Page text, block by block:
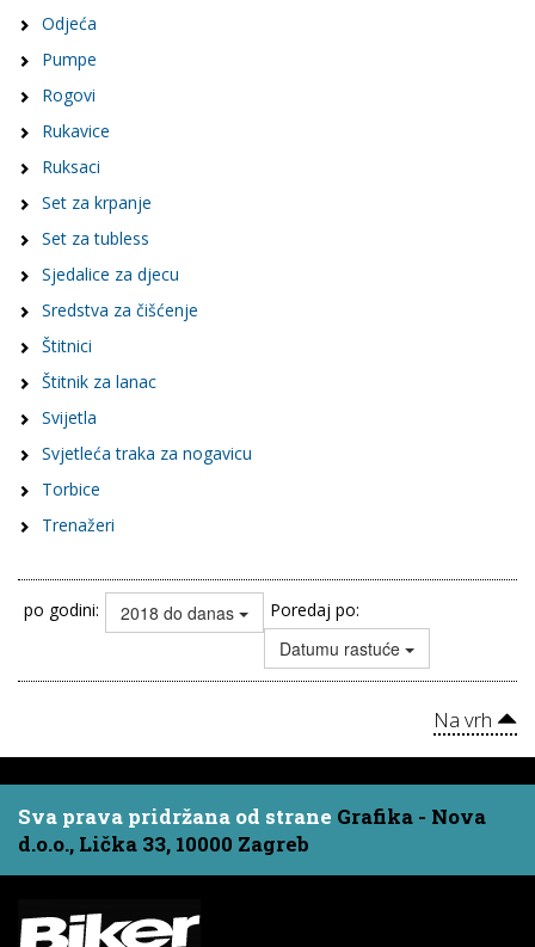
Odjeća
Pumpe
Rogovi
Rukavice
Ruksaci
Set za krpanje
Set za tubless
Sjedalice za djecu
Sredstva za čišćenje
Štitnici
Štitnik za lanac
Svijetla
Svjetleća traka za nogavicu
Torbice
Trenažeri
po godini: 2018 do danas Poredaj po:
Datumu rastuće
Na vrh
Sva prava pridržana od strane Grafika - Nova
d.o.o., Lička 33, 10000 Zagreb